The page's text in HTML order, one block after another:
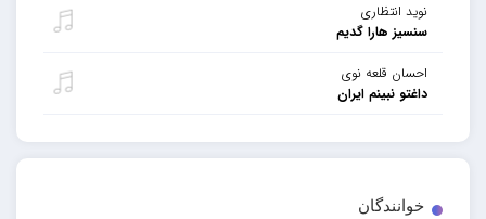
نوید انتظاری
سنسیز هارا گدیم
احسان قلعه نوی
داغتو نبینم ایران
خوانندگان